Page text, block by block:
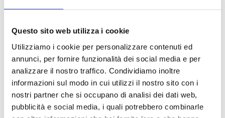
Questo sito web utilizza i cookie
Utilizziamo i cookie per personalizzare contenuti ed
annunci, per fornire funzionalità dei social media e per
analizzare il nostro traffico. Condividiamo inoltre
informazioni sul modo in cui utilizzi il nostro sito con i
nostri partner che si occupano di analisi dei dati web,
pubblicità e social media, i quali potrebbero combinarle
Descripción
Documentación
Productos alternativos